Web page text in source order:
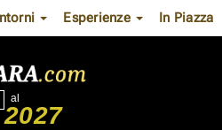
Esperienze In Piazza
al
2027